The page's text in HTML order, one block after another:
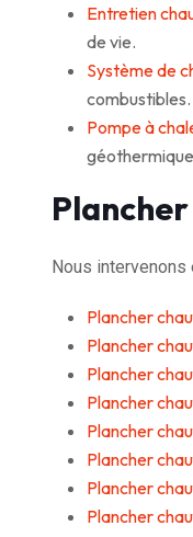
Entretien
de vie.
Système de
combustibles.
Pompe à
Nous
Plancher
Plancher
Plancher
Plancher
Plancher
Plancher
Plancher
Plancher